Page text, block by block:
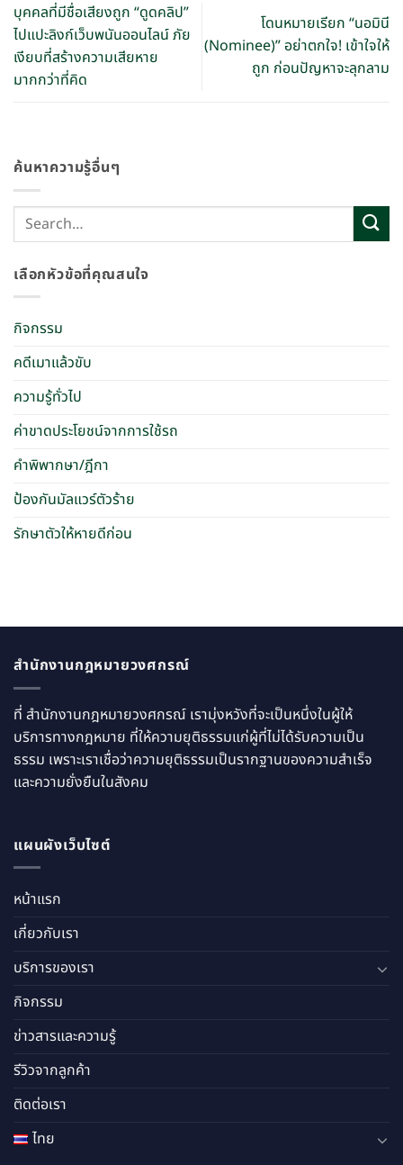
บุคคลที่มีชื่อเสียงถูก “ดูดคลิป”
ไปแปะลิงก์เว็บพนันออนไลน์ ภัย
เงียบที่สร้างความเสียหาย
มากกว่าที่คิด
โดนหมายเรียก “นอมินี
(Nominee)” อย่าตกใจ! เข้าใจให้
ถูก ก่อนปัญหาจะลุกลาม
ค้นหาความรู้อื่นๆ
เลือกหัวข้อที่คุณสนใจ
กิจกรรม
คดีเมาแล้วขับ
ความรู้ทั่วไป
ค่าขาดประโยชน์จากการใช้รถ
คำพิพากษา/ฎีกา
ป้องกันมัลแวร์ตัวร้าย
รักษาตัวให้หายดีก่อน
สำนักงานกฎหมายวงศกรณ์
ที่ สำนักงานกฎหมายวงศกรณ์ เรามุ่งหวังที่จะเป็นหนึ่งในผู้ให้
บริการทางกฎหมาย ที่ให้ความยุติธรรมแก่ผู้ที่ไม่ได้รับความเป็น
ธรรม เพราะเราเชื่อว่าความยุติธรรมเป็นรากฐานของความสำเร็จ
และความยั่งยืนในสังคม
แผนผังเว็บไซต์
หน้าแรก
เกี่ยวกับเรา
บริการของเรา
กิจกรรม
ข่าวสารและความรู้
รีวิวจากลูกค้า
ติดต่อเรา
ไทย